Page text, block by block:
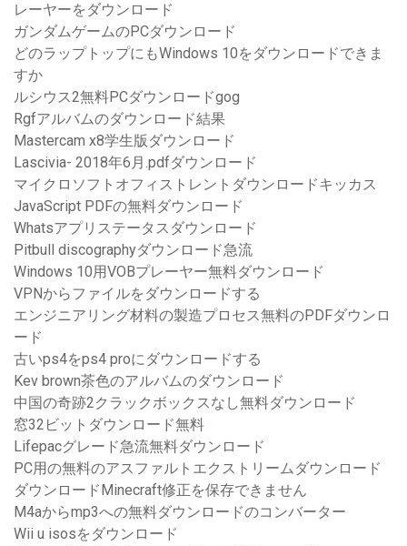
レーヤーをダウンロード
ガンダムゲームのPCダウンロード
どのラップトップにもWindows 10をダウンロードできま
すか
ルシウス2無料PCダウンロードgog
Rgfアルバムのダウンロード結果
Mastercam x8学生版ダウンロード
Lascivia- 2018年6月.pdfダウンロード
マイクロソフトオフィストレントダウンロードキッカス
JavaScript PDFの無料ダウンロード
Whatsアプリステータスダウンロード
Pitbull discographyダウンロード急流
Windows 10用VOBプレーヤー無料ダウンロード
VPNからファイルをダウンロードする
エンジニアリング材料の製造プロセス無料のPDFダウンロ
ード
古いps4をps4 proにダウンロードする
Kev brown茶色のアルバムのダウンロード
中国の奇跡2クラックボックスなし無料ダウンロード
窓32ビットダウンロード無料
Lifepacグレード急流無料ダウンロード
PC用の無料のアスファルトエクストリームダウンロード
ダウンロードMinecraft修正を保存できません
M4aからmp3への無料ダウンロードのコンバーター
Wii u isosをダウンロード